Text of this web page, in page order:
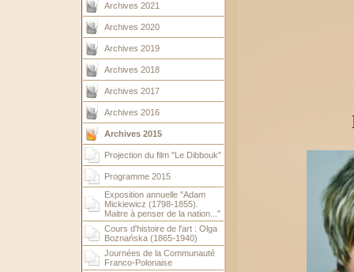
Archives 2021
Archives 2020
Archives 2019
Archives 2018
Archives 2017
Archives 2016
Archives 2015
Projection du film "Le Dibbouk"
Programme 2015
Exposition annuelle "Adam
Mickiewicz (1798-1855).
Maitre à penser de la nation..."
Cours d'histoire de l'art : Olga
Boznańska (1865-1940)
Journées de la Communauté
Franco-Polonaise